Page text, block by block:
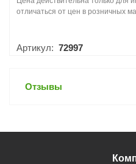
отличаться от цен в розничных
Артикул: 72997
Отзывы